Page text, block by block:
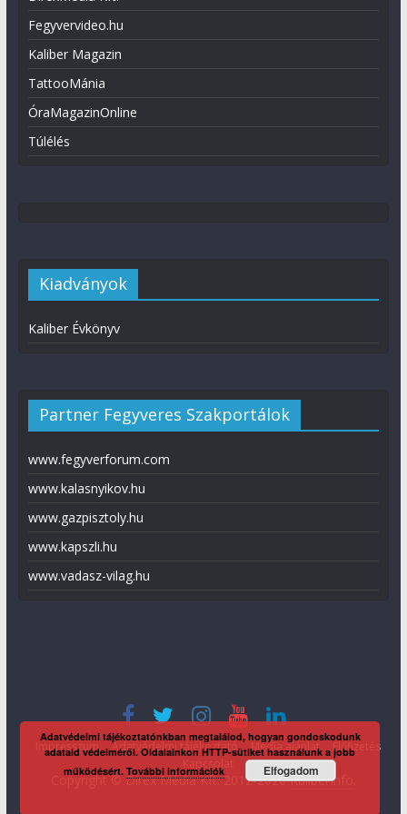
Fegyvervideo.hu
Kaliber Magazin
TattooMánia
ÓraMagazinOnline
Túlélés
Kiadványok
Kaliber Évkönyv
Partner Fegyveres Szakportálok
www.fegyverforum.com
www.kalasnyikov.hu
www.gazpisztoly.hu
www.kapszli.hu
www.vadasz-vilag.hu
Impresszum Adatvédelmi tájékoztató Média ajánlat
Előfizetés
Kapcsolat
Copyright © Direx Média Kft. 2012-2026KaliberInfo
Adatvédelmi tájékoztatónkban megtalálod, hogyan gondoskodunk
adataid védelméről. Oldalainkon HTTP-sütiket használunk a jobb
működésért.További információk Elfogadom